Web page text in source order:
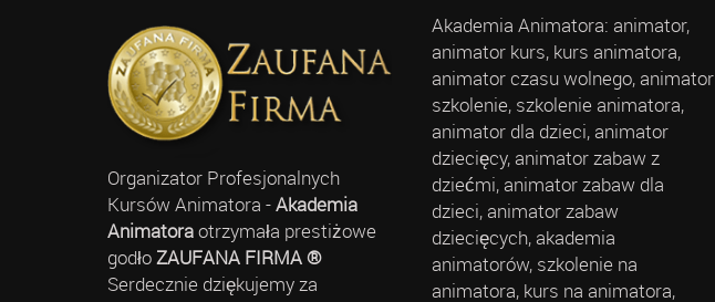
Organizator Profesjonalnych
Kursów Animatora -Akademia
Animatoraotrzymała prestiżowe
godłoZAUFANA FIRMA ®
Serdecznie dziękujemy za
Akademia Animatora: animator,
animator kurs, kurs animatora,
animator czasu wolnego, animator
szkolenie, szkolenie animatora,
animator dla dzieci, animator
dziecięcy, animator zabaw z
dziećmi, animator zabaw dla
dzieci, animator zabaw
dziecięcych, akademia
animatorów, szkolenie na
animatora, kurs na animatora,